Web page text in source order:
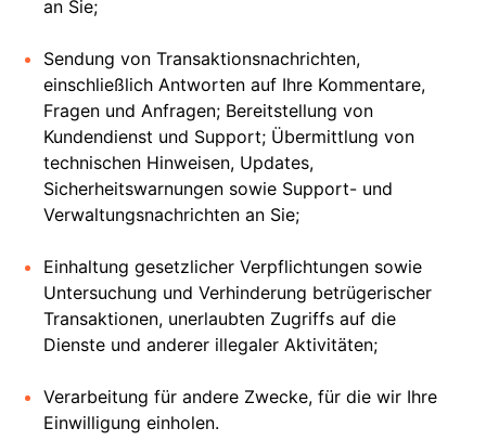
an Sie;
Sendung von Transaktionsnachrichten,
einschließlich Antworten auf Ihre Kommentare,
Fragen und Anfragen; Bereitstellung von
Kundendienst und Support; Übermittlung von
technischen Hinweisen, Updates,
Sicherheitswarnungen sowie Support- und
Verwaltungsnachrichten an Sie;
Einhaltung gesetzlicher Verpflichtungen sowie
Untersuchung und Verhinderung betrügerischer
Transaktionen, unerlaubten Zugriffs auf die
Dienste und anderer illegaler Aktivitäten;
Verarbeitung für andere Zwecke, für die wir Ihre
Einwilligung einholen.